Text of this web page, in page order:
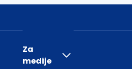
Za
medije